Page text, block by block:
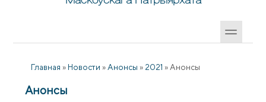
Главная » Новости » Анонсы » 2021 » Анонсы
Анонсы